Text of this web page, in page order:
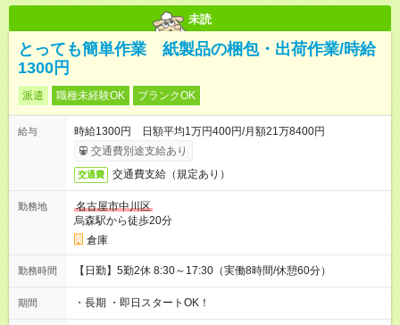
未読
とっても簡単作業 紙製品の梱包・出荷作業/時給
1300円
派遣 職種未経験OK ブランクOK
給与
時給1300円 日額平均1万円400円/月額21万8400円
交通費別途支給あり
交通費 交通費支給（規定あり）
勤務地
名古屋市中川区
烏森駅から徒歩20分
倉庫
勤務時間 【日勤】5勤2休 8:30～17:30（実働8時間/休憩60分）
期間 ・長期 ・即日スタートOK！